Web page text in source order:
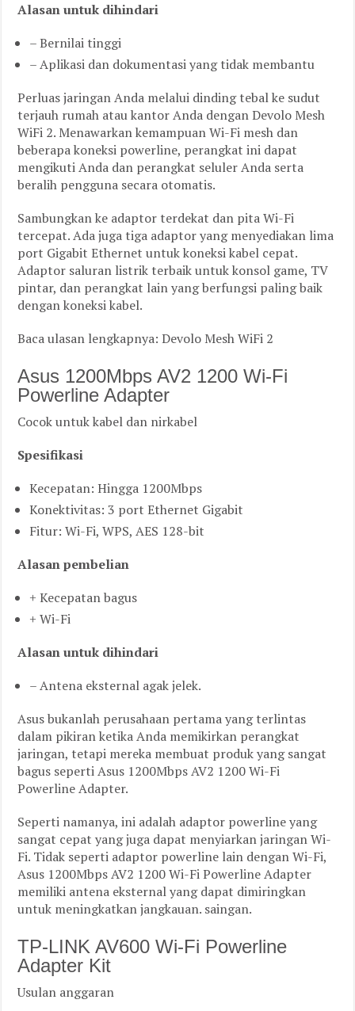
Alasan untuk dihindari
– Bernilai tinggi
– Aplikasi dan dokumentasi yang tidak membantu
Perluas jaringan Anda melalui dinding tebal ke sudut
terjauh rumah atau kantor Anda dengan Devolo Mesh
WiFi 2. Menawarkan kemampuan Wi-Fi mesh dan
beberapa koneksi powerline, perangkat ini dapat
mengikuti Anda dan perangkat seluler Anda serta
beralih pengguna secara otomatis.
Sambungkan ke adaptor terdekat dan pita Wi-Fi
tercepat. Ada juga tiga adaptor yang menyediakan lima
port Gigabit Ethernet untuk koneksi kabel cepat.
Adaptor saluran listrik terbaik untuk konsol game, TV
pintar, dan perangkat lain yang berfungsi paling baik
dengan koneksi kabel.
Baca ulasan lengkapnya: Devolo Mesh WiFi 2
Asus 1200Mbps AV2 1200 Wi-Fi
Powerline Adapter
Cocok untuk kabel dan nirkabel
Spesifikasi
Kecepatan: Hingga 1200Mbps
Konektivitas: 3 port Ethernet Gigabit
Fitur: Wi-Fi, WPS, AES 128-bit
Alasan pembelian
+ Kecepatan bagus
+ Wi-Fi
Alasan untuk dihindari
– Antena eksternal agak jelek.
Asus bukanlah perusahaan pertama yang terlintas
dalam pikiran ketika Anda memikirkan perangkat
jaringan, tetapi mereka membuat produk yang sangat
bagus seperti Asus 1200Mbps AV2 1200 Wi-Fi
Powerline Adapter.
Seperti namanya, ini adalah adaptor powerline yang
sangat cepat yang juga dapat menyiarkan jaringan Wi-
Fi. Tidak seperti adaptor powerline lain dengan Wi-Fi,
Asus 1200Mbps AV2 1200 Wi-Fi Powerline Adapter
memiliki antena eksternal yang dapat dimiringkan
untuk meningkatkan jangkauan. saingan.
TP-LINK AV600 Wi-Fi Powerline
Adapter Kit
Usulan anggaran